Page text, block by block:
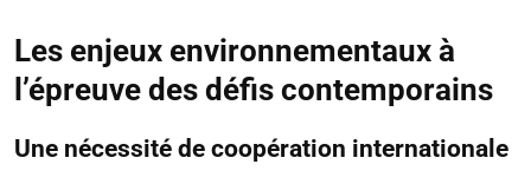
Les enjeux environnementaux à
l’épreuve des défis contemporains
Une nécessité de coopération internationale